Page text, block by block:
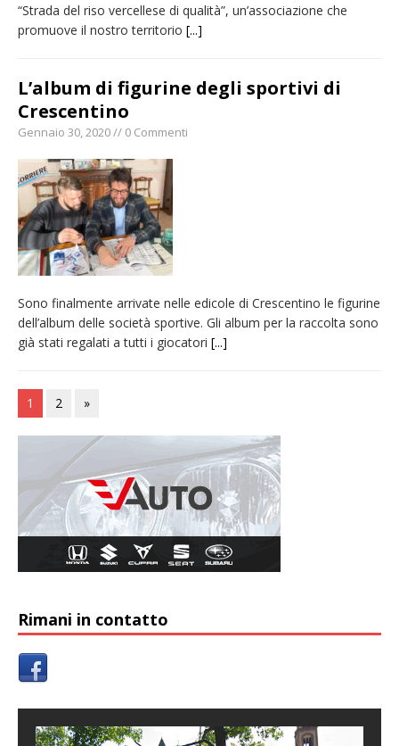
“Strada del riso vercellese di qualità”, un’associazione che
promuove il nostro territorio [...]
L’album di figurine degli sportivi di
Crescentino
Gennaio 30, 2020 // 0 Commenti
Sono finalmente arrivate nelle edicole di Crescentino le figurine
dell’album delle società sportive. Gli album per la raccolta sono
già stati regalati a tutti i giocatori [...]
1 2 »
Rimani in contatto